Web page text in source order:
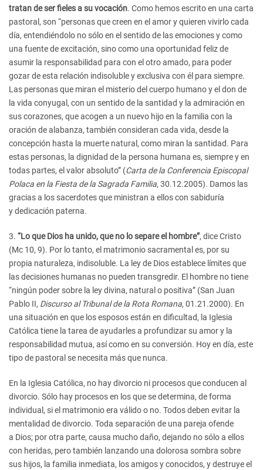
tratan de ser fieles a su vocación. Como hemos escrito en una carta
pastoral, son “personas que creen en el amor y quieren vivirlo cada
día, entendiéndolo no sólo en el sentido de las emociones y como
una fuente de excitación, sino como una oportunidad feliz de
asumir la responsabilidad para con el otro amado, para poder
gozar de esta relación indisoluble y exclusiva con él para siempre.
Las personas que miran el misterio del cuerpo humano y el don de
la vida conyugal, con un sentido de la santidad y la admiración en
sus corazones, que acogen a un nuevo hijo en la familia con la
oración de alabanza, también consideran cada vida, desde la
concepción hasta la muerte natural, como miran la santidad. Para
estas personas, la dignidad de la persona humana es, siempre y en
todas partes, el valor absoluto” (Carta de la Conferencia Episcopal
Polaca en la Fiesta de la Sagrada Familia, 30.12.2005). Damos las
gracias a los sacerdotes que ministran a ellos con sabiduría
y dedicación paterna.
3. “Lo que Dios ha unido, que no lo separe el hombre”, dice Cristo
(Mc 10, 9). Por lo tanto, el matrimonio sacramental es, por su
propia naturaleza, indisoluble. La ley de Dios establece límites que
las decisiones humanas no pueden transgredir. El hombre no tiene
“ningún poder sobre la ley divina, natural o positiva” (San Juan
Pablo II, Discurso al Tribunal de la Rota Romana, 01.21.2000). En
una situación en que los esposos están en dificultad, la Iglesia
Católica tiene la tarea de ayudarles a profundizar su amor y la
responsabilidad mutua, así como en su conversión. Hoy en día, este
tipo de pastoral se necesita más que nunca.
En la Iglesia Católica, no hay divorcio ni procesos que conducen al
divorcio. Sólo hay procesos en los que se determina, de forma
individual, si el matrimonio era válido o no. Todos deben evitar la
mentalidad de divorcio. Toda separación de una pareja ofende
a Dios; por otra parte, causa mucho daño, dejando no sólo a ellos
con heridas, pero también lanzando una dolorosa sombra sobre
sus hijos, la familia inmediata, los amigos y conocidos, y destruye el